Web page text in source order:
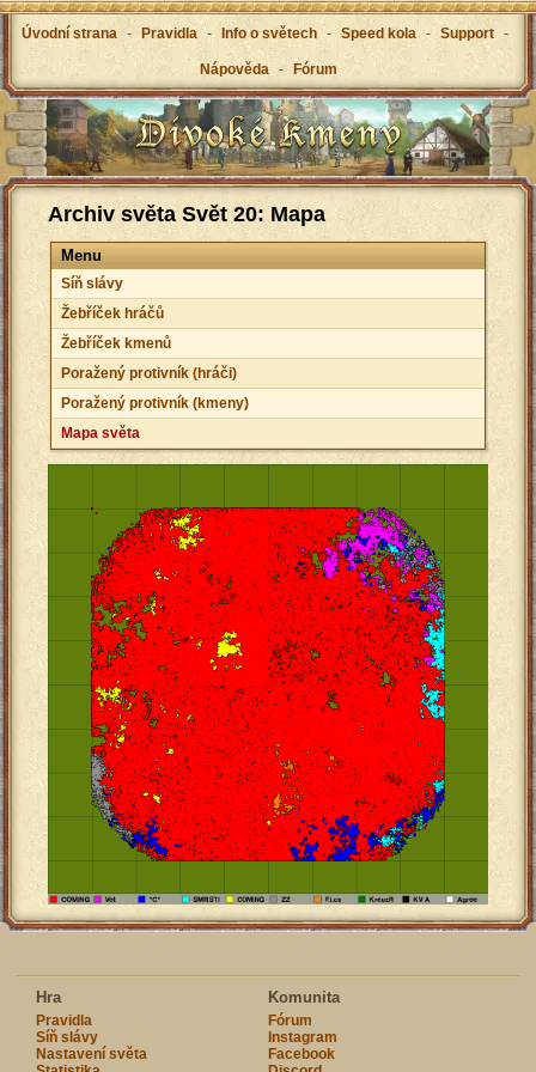
Úvodní strana - Pravidla - Info o světech - Speed kola - Support -
Nápověda - Fórum
Archiv světa Svět 20: Mapa
Menu
Síň slávy
Žebříček hráčů
Žebříček kmenů
Poražený protivník (hráči)
Poražený protivník (kmeny)
Mapa světa
Hra
Pravidla
Síň slávy
Nastavení světa
Komunita
Fórum
Instagram
Facebook